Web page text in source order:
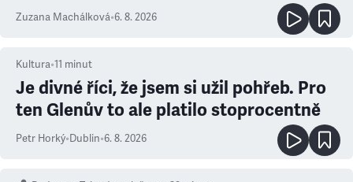
Zuzana Machálková•6. 8. 2026
Kultura•11 minut
Je divné říci, že jsem si užil pohřeb. Pro
ten Glenův to ale platilo stoprocentně
Petr Horký•Dublin•6. 8. 2026